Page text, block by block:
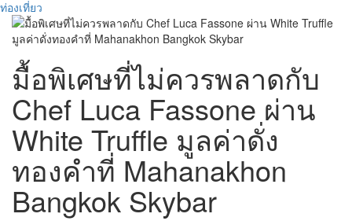
มื้อพิเศษที่ไม่ควรพลาดกับ
Chef Luca Fassone ผ่าน
White Truffle มูลค่าดั่ง
ทองคำที่ Mahanakhon
Bangkok Skybar